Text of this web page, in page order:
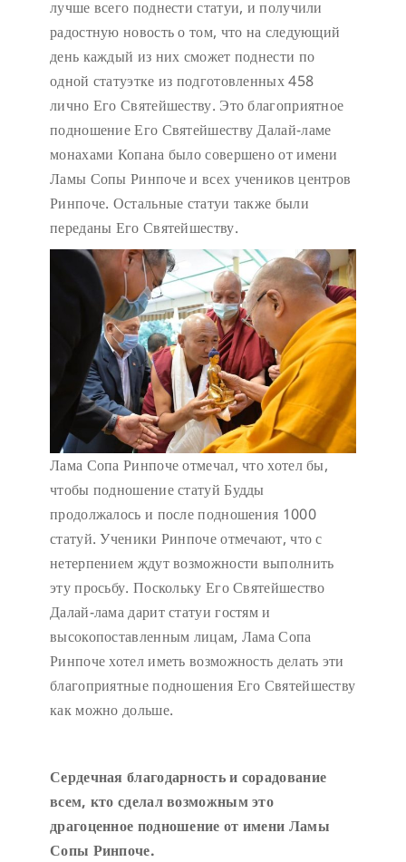
лучше всего поднести статуи, и получили
радостную новость о том, что на следующий
день каждый из них сможет поднести по
одной статуэтке из подготовленных 458
лично Его Святейшеству. Это благоприятное
подношение Его Святейшеству Далай-ламе
монахами Копана было совершено от имени
Ламы Сопы Ринпоче и всех учеников центров
Ринпоче. Остальные статуи также были
переданы Его Святейшеству.
Лама Сопа Ринпоче отмечал, что хотел бы,
чтобы подношение статуй Будды
продолжалось и после подношения 1000
статуй. Ученики Ринпоче отмечают, что с
нетерпением ждут возможности выполнить
эту просьбу. Поскольку Его Святейшество
Далай-лама дарит статуи гостям и
высокопоставленным лицам, Лама Сопа
Ринпоче хотел иметь возможность делать эти
благоприятные подношения Его Святейшеству
как можно дольше.
Сердечная благодарность и сорадование
всем, кто сделал возможным это
драгоценное подношение от имени Ламы
Сопы Ринпоче.